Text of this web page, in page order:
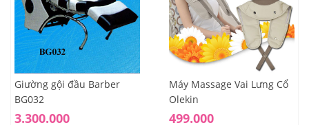
Giường gội đầu Barber
BG032
3.300.000
Máy Massage Vai Lưng Cổ
Olekin
499.000